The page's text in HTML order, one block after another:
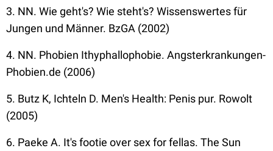
3. NN. Wie geht's? Wie steht's? Wissenswertes für
Jungen und Männer. BzGA (2002)
4. NN. Phobien Ithyphallophobie. Angsterkrankungen-
Phobien.de (2006)
5. Butz K, Ichteln D. Men's Health: Penis pur. Rowolt
(2005)
6. Paeke A. It's footie over sex for fellas. The Sun